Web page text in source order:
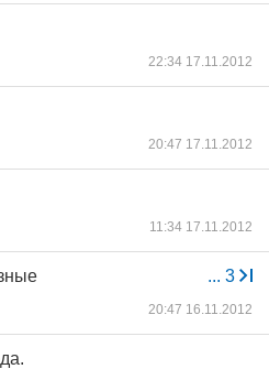
22:34 17.11.2012
20:47 17.11.2012
11:34 17.11.2012
... 3
20:47 16.11.2012